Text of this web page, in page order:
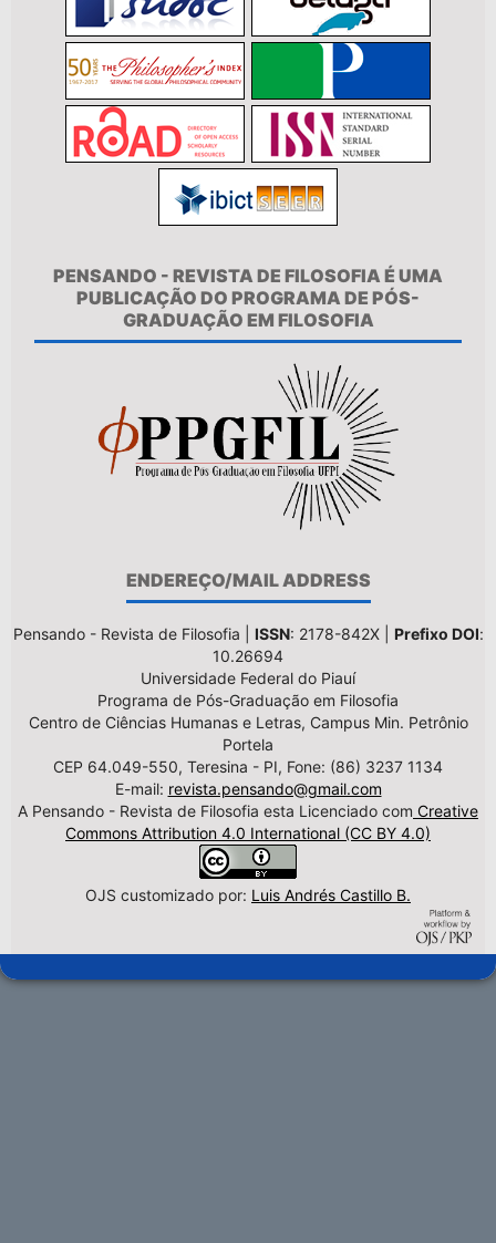
PENSANDO - REVISTA DE FILOSOFIA É UMA
PUBLICAÇÃO DO PROGRAMA DE PÓS-
GRADUAÇÃO EM FILOSOFIA
ENDEREÇO/MAIL ADDRESS
Pensando - Revista de Filosofia | ISSN: 2178-842X | Prefixo DOI:
10.26694
Universidade Federal do Piauí
Programa de Pós-Graduação em Filosofia
Centro de Ciências Humanas e Letras, Campus Min. Petrônio
Portela
CEP 64.049-550, Teresina - PI, Fone: (86) 3237 1134
E-mail: revista.pensando@gmail.com
A Pensando - Revista de Filosofia esta Licenciado com Creative
Commons Attribution 4.0 International (CC BY 4.0)
OJS customizado por: Luis Andrés Castillo B.